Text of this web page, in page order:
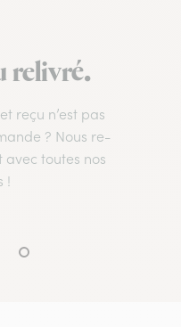
relivré.
reçu n’est pas
? Nous re-
toutes nos
!